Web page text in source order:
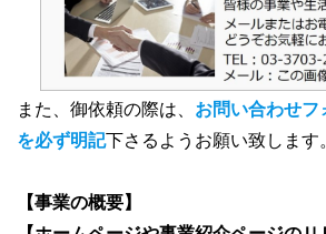
また、御依頼の際は、 お問い合わせフ
を必ず明記下さるようお願い致します
【事業の概要】